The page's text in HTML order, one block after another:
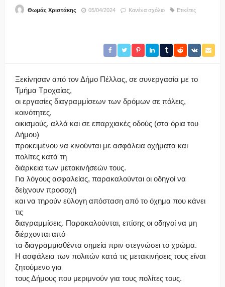
Θωμάς Χριστάκης 05/04/2024 Κανένα σχόλιο Ετικέτες
Ξεκίνησαν από τον Δήμο Πέλλας, σε συνεργασία με το
Τμήμα Τροχαίας,
οι εργασίες διαγραμμίσεων των δρόμων σε πόλεις,
κοινότητες,
οικισμούς, αλλά και σε επαρχιακές οδούς (στα όρια του
Δήμου)
προκειμένου να κινούνται με ασφάλεια οχήματα και
πολίτες κατά τη
διάρκεια των μετακινήσεών τους.
Για λόγους ασφαλείας, παρακαλούνται οι οδηγοί να
δείχνουν προσοχή
και να τηρούν εύλογη απόσταση από το όχημα που κάνει
τις
διαγραμμίσεις. Παρακαλούνται, επίσης οι οδηγοί να μη
διέρχονται από
τα διαγραμμισθέντα σημεία πριν στεγνώσει το χρώμα.
Η ασφάλεια των πολιτών κατά τις μετακινήσεις τους είναι
ζητούμενο για
τους Δήμους που μεριμνούν για τους πολίτες τους.